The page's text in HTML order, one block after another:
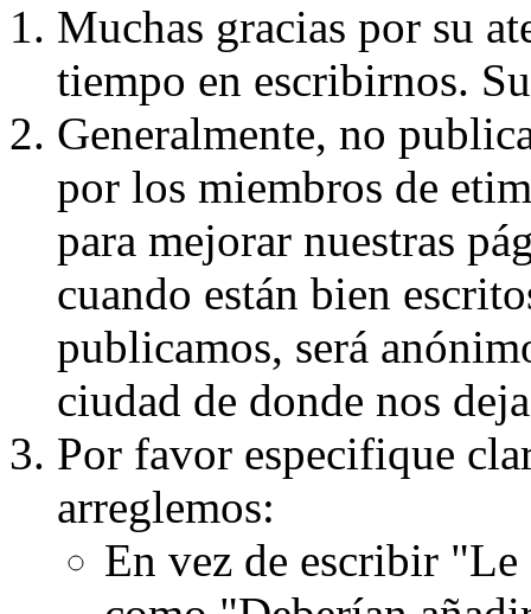
Muchas gracias por su
tiempo en escribirnos.
Generalmente, no
por los miembros de
para mejorar nuestras
cuando están bien
publicamos, será
ciudad de donde nos
Por favor especifique
arreglemos:
En vez de escribir